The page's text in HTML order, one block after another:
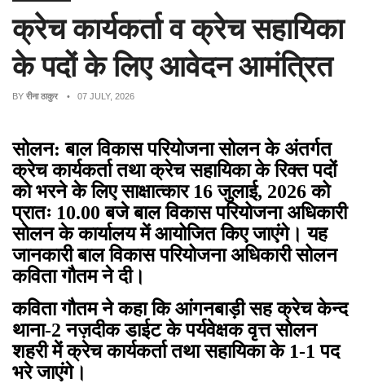
क्रेच कार्यकर्ता व क्रेच सहायिका
के पदों के लिए आवेदन आमंत्रित
BY रीना ठाकुर • 07 JULY, 2026
सोलन: बाल विकास परियोजना सोलन के अंतर्गत
क्रेच कार्यकर्ता तथा क्रेच सहायिका के रिक्त पदों
को भरने के लिए साक्षात्कार 16 जुलाई, 2026 को
प्रातः 10.00 बजे बाल विकास परियोजना अधिकारी
सोलन के कार्यालय में आयोजित किए जाएंगे। यह
जानकारी बाल विकास परियोजना अधिकारी सोलन
कविता गौतम ने दी।
कविता गौतम ने कहा कि आंगनबाड़ी सह क्रेच केन्द
थाना-2 नज़दीक डाईट के पर्यवेक्षक वृत्त सोलन
शहरी में क्रेच कार्यकर्ता तथा सहायिका के 1-1 पद
भरे जाएंगे।